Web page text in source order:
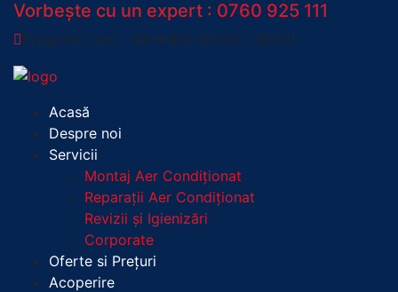
Vorbește cu un expert : 0760 925 111
Program: Luni - Sâmbătă (09:00 - 19:00)
Acasă
Despre noi
Servicii
Montaj Aer Condiționat
Reparații Aer Condiționat
Revizii și Igienizări
Corporate
Oferte si Prețuri
Acoperire